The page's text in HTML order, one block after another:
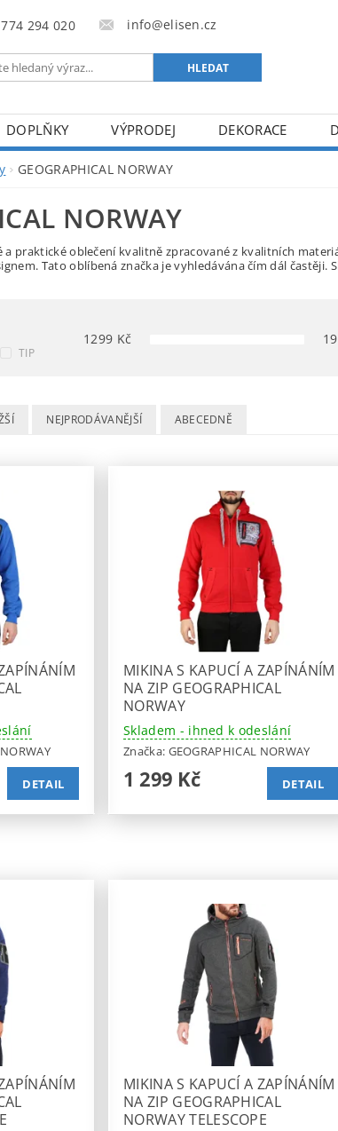
294 020 info@elisen.cz
DOPLŇKY VÝPRODEJ DEKORACE
GEOGRAPHICAL NORWAY
NORWAY
praktické oblečení kvalitně zpracované z kvalitních
Tato oblíbená značka je vyhledávána čím dál častěji.
TIP
1299 Kč
NEJPRODÁVANĚJŠÍ ABECEDNĚ
DETAIL
MIKINA S KAPUCÍ A ZAPÍNÁNÍM
NA ZIP GEOGRAPHICAL
NORWAY
Skladem - ihned k odeslání
Značka: GEOGRAPHICAL NORWAY
1 299 Kč DETAIL
MIKINA S KAPUCÍ A ZAPÍNÁNÍM
NA ZIP GEOGRAPHICAL
NORWAY TELESCOPE